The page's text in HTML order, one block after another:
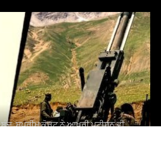
ਸੁਪਰੀਮ ਕੋਰਟ ਨੇ ਆਖਰੀ ਪਟੀਸ਼ਨ ਵੀ